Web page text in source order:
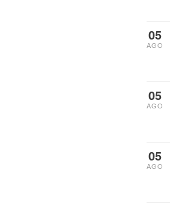
05
AGO
05
AGO
05
AGO